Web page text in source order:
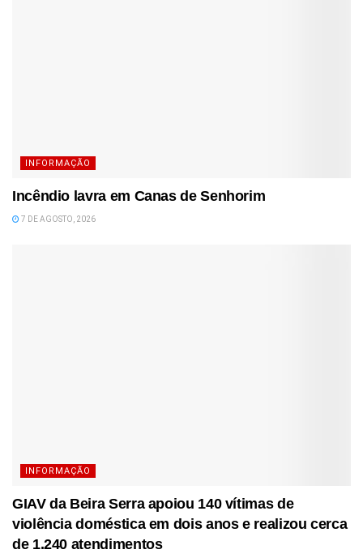
INFORMAÇÃO
Incêndio lavra em Canas de Senhorim
7 DE AGOSTO, 2026
INFORMAÇÃO
GIAV da Beira Serra apoiou 140 vítimas de
violência doméstica em dois anos e realizou cerca
de 1.240 atendimentos